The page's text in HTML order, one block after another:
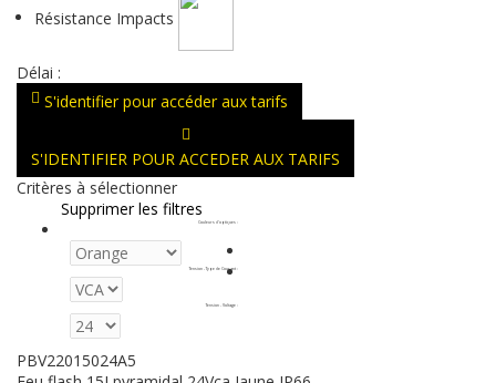
Résistance Impacts
Délai :
S'identifier pour accéder aux tarifs
S'IDENTIFIER POUR ACCEDER AUX TARIFS
Critères à sélectionner
Supprimer les filtres
Couleurs d'optiques :
Tension - Type de Courant :
Tension - Voltage :
PBV22015024A5